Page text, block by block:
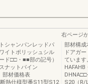
シャンパンレッドパ
イトポリッシュシル
ド□□・■■部の記号）
ナットパイン
材価格表
熱仕様型番S11型S12
右ページ
部材構成
ドアガ
ています
S20（R/